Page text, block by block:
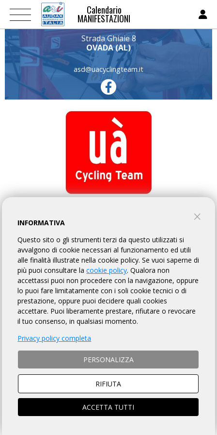
Calendario
MANIFESTAZIONI
Strada Ghiaie 8
OVADA (AL)
asd@uacyclingteam.it
UÀ CYCLING TEAM
PROFILO EVENTI
PROFILO
Chi siamo:
Siamo un GRUPPO di CICLISTI dell’ OVADESE.
Il gruppo non nasce per competere, per ottenere risultati in gare
ufficiali o campionati vari. Il gruppo non nasce per andare in
Il gruppo nasce perché siamo in tanti a pedalare in un ambiente
stupendo, sconosciuto al turismo di massa, caratterizzato da
zone ancora incontaminate, prive di traffico, silenziose,
nascoste.
La parola d’ordine è AGGREGARE, non solo i più agguerriti
pedalatori ma tutti coloro che hanno voglia di pedalare o anche
INFORMATIVA
Questo sito o gli strumenti terzi da questo utilizzati si
avvalgono di cookie necessari al funzionamento ed utili
alle finalità illustrate nella cookie policy. Se vuoi saperne di
più puoi consultare lacookie policy. Qualora non
accettassi puoi non procedere con la navigazione, oppure
lo puoi fare limitatamente con i soli cookie tecnici o di
prestazione, oppure puoi decidere quali cookies
accettare. Puoi liberamente prestare, rifiutare o revocare
il tuo consenso, in qualsiasi momento.
Privacy policy completa
PERSONALIZZA
RIFIUTA
ACCETTA TUTTI